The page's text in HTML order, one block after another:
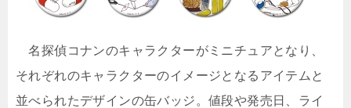
名探偵コナンのキャラクターがミニチュアとなり、
それぞれのキャラクターのイメージとなるアイテムと
並べられたデザインの缶バッジ。値段や発売日、ライ